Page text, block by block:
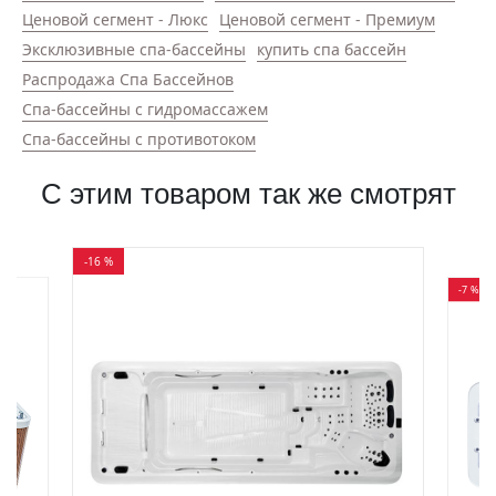
Ценовой сегмент - Люкс
Ценовой сегмент - Премиум
Эксклюзивные спа-бассейны
купить спа бассейн
Распродажа Спа Бассейнов
Спа-бассейны с гидромассажем
Спа-бассейны с противотоком
С этим товаром так же смотрят
-16 %
-7 %